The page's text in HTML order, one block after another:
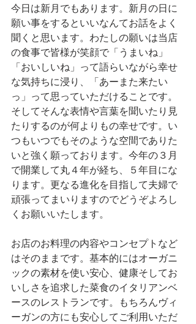
今日は新月でもあります。新月の日に
願い事をするといいなんてお話をよく
聞くと思います。わたしの願いは当店
の食事で皆様が笑顔で「うまいね」
「おいしいね」って語らいながら幸せ
な気持ちに浸り、「あーまた来たい
っ」って思っていただけることです。
そしてそんな表情や言葉を聞いたり見
たりするのが何よりもの幸せです。い
つもいつでもそのような空間でありた
いと強く願っております。今年の３月
で開業して丸４年が経ち、５年目にな
ります。更なる進化を目指して夫婦で
頑張ってまいりますのでどうぞよろし
くお願いいたします。
お店のお料理の内容やコンセプトなど
はそのままです。基本的にはオーガニ
ックの素材を使い安心、健康そしてお
いしさを追求した菜食のイタリアンベ
ースのレストランです。もちろんヴィ
ーガンの方にも安心してご利用いただ